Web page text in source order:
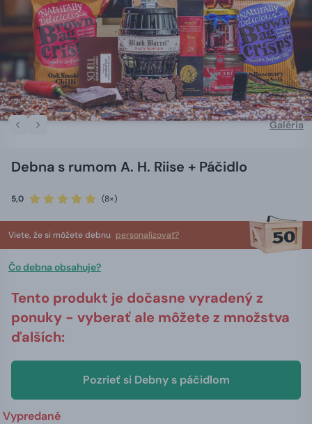
Galéria
Debna s rumom A. H. Riise + Páčidlo
5,0 (8×)
Viete, že si môžete debnu personalizovať?
Čo debna obsahuje?
Tento produkt je dočasne vyradený z
ponuky - vyberať ale môžete z množstva
ďalších:
Pozrieť si Debny s páčidlom
Vypredané